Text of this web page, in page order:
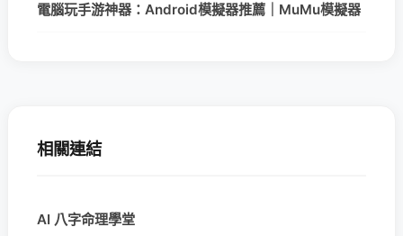
電腦玩手游神器：Android模擬器推薦｜MuMu模擬器
相關連結
AI 八字命理學堂